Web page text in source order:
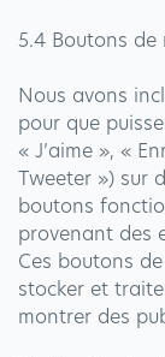
5.4 Boutons de
Nous avons
pour que
« J’aime », «
Tweeter ») sur
boutons
provenant des
Ces boutons
stocker et
montrer des